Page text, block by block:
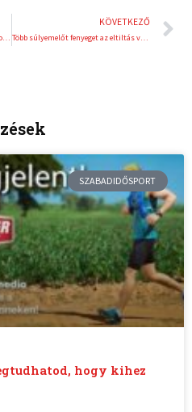
Tizenegyesekkel jutott tovább Németország
KÖVETKEZŐ
Több súlyemelőt fenyeget az eltiltás veszélye
SZABADIDŐSPORT
hogy kihez